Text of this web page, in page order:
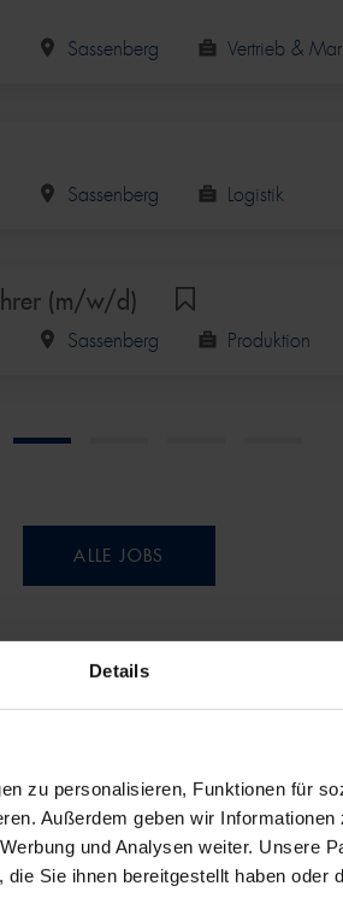
Details
zu personalisieren, Funktionen für
Außerdem geben wir
und Analysen weiter. Unsere
Sie ihnen bereitgestellt haben oder
Sassenberg Vertrieb &
Sassenberg Logistik
(m/w/d)
Sassenberg Produktion
ALLE JOBS
Sollte Ihre
Initiativbewerbung.
uns kurz, warum wir
vielfältiger! Wir freuen